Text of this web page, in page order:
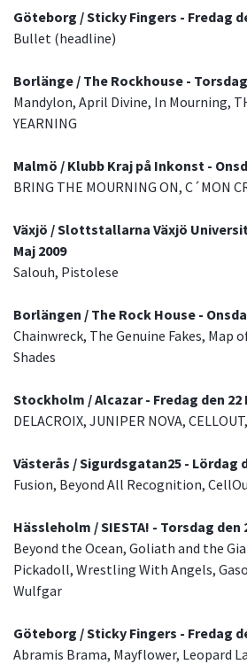
Göteborg / Sticky Fingers - Fredag
Bullet (headline)
Borlänge / The Rockhouse -
Mandylon, April Divine, In Mourning,
YEARNING
Malmö / Klubb Kraj på Inkonst -
BRING THE MOURNING ON, C´MON
Växjö / Slottstallarna Växjö
Maj 2009
Salouh, Pistolese
Borlängen / The Rock House -
Chainwreck, The Genuine Fakes, Map
Shades
Stockholm / Alcazar - Fredag den 22
DELACROIX, JUNIPER NOVA,
Västerås / Sigurdsgatan25 - Lördag
Fusion, Beyond All Recognition,
Hässleholm / SIESTA! - Torsdag den
Beyond the Ocean, Goliath and the
Pickadoll, Wrestling With Angels,
Wulfgar
Göteborg / Sticky Fingers - Fredag
Abramis Brama, Mayflower, Leopard